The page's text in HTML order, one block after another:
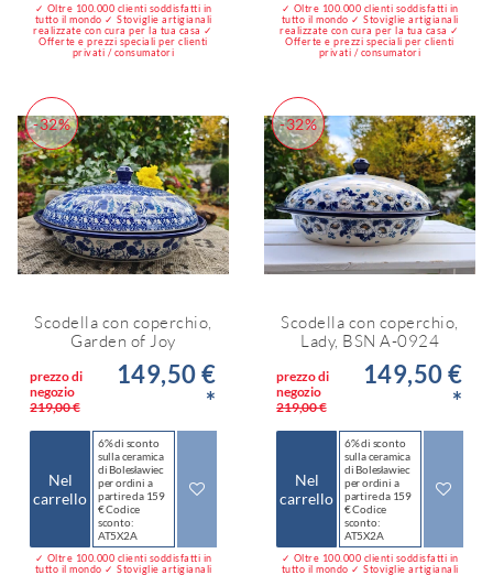
✓ Oltre 100.000 clienti soddisfatti in
tutto il mondo ✓ Stoviglie artigianali
realizzate con cura per la tua casa ✓
Offerte e prezzi speciali per clienti
privati / consumatori
✓ Oltre 100.000 clienti soddisfatti in
tutto il mondo ✓ Stoviglie artigianali
realizzate con cura per la tua casa ✓
Offerte e prezzi speciali per clienti
privati / consumatori
-32%
Scodella con coperchio,
Garden of Joy
prezzo di
negozio
219,00 €
149,50 €
*
Nel
carrello
6% di sconto
sulla ceramica
di Bolesławiec
per ordini a
partire da 159
€ Codice
sconto:
AT5X2A
✓ Oltre 100.000 clienti soddisfatti in
tutto il mondo ✓ Stoviglie artigianali
-32%
Scodella con coperchio,
Lady, BSN A-0924
prezzo di
negozio
219,00 €
149,50 €
*
Nel
carrello
6% di sconto
sulla ceramica
di Bolesławiec
per ordini a
partire da 159
€ Codice
sconto:
AT5X2A
✓ Oltre 100.000 clienti soddisfatti in
tutto il mondo ✓ Stoviglie artigianali